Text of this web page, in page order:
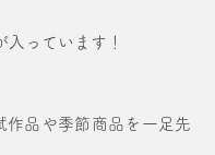
っています！
作品や季節商品を一足先